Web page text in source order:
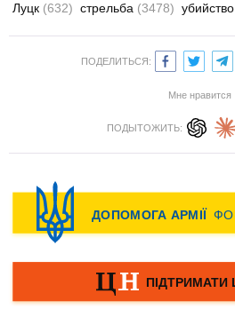
Луцк (632) стрельба (3478) убийство
ПОДЕЛИТЬСЯ:
Мне нравится
ПОДЫТОЖИТЬ: